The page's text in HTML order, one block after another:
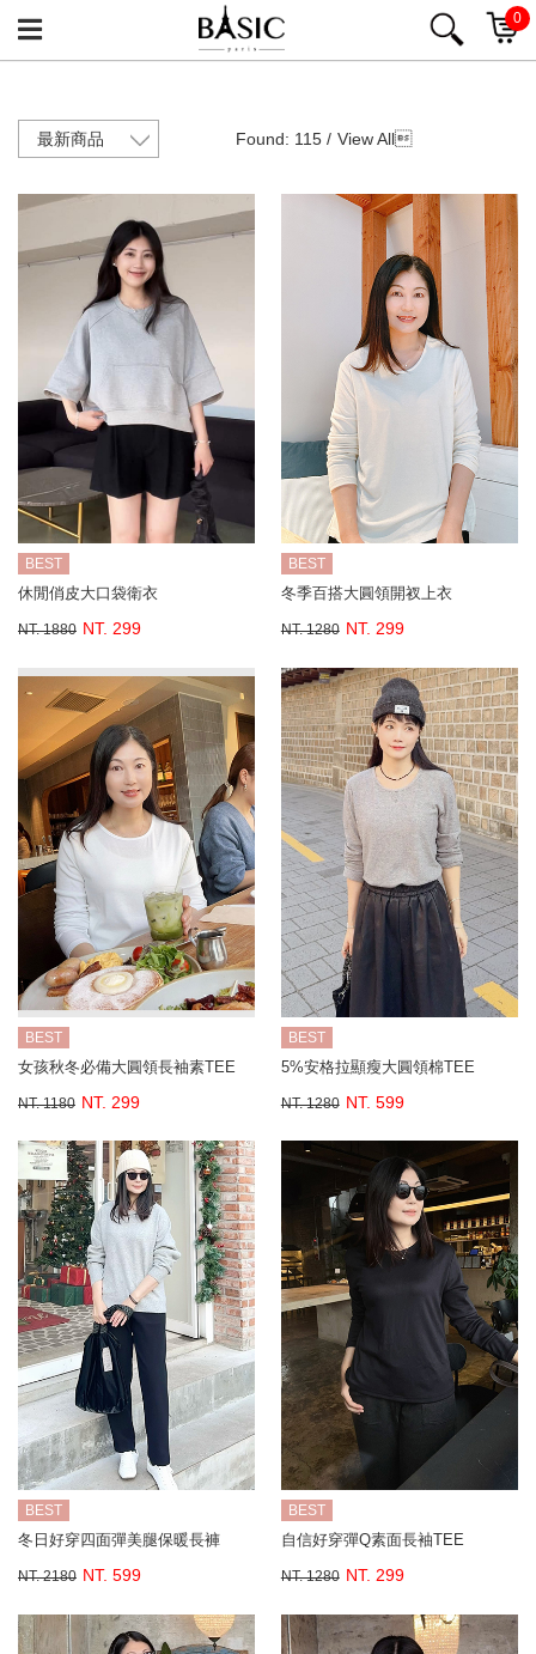
0
Found: 115 / View All
BEST
休閒俏皮大口袋衛衣
NT. 1880 NT. 299
BEST
冬季百搭大圓領開衩上衣
NT. 1280 NT. 299
BEST
女孩秋冬必備大圓領長袖素TEE
NT. 1180 NT. 299
BEST
5%安格拉顯瘦大圓領棉TEE
NT. 1280 NT. 599
BEST
冬日好穿四面彈美腿保暖長褲
NT. 2180 NT. 599
BEST
自信好穿彈Q素面長袖TEE
NT. 1280 NT. 299